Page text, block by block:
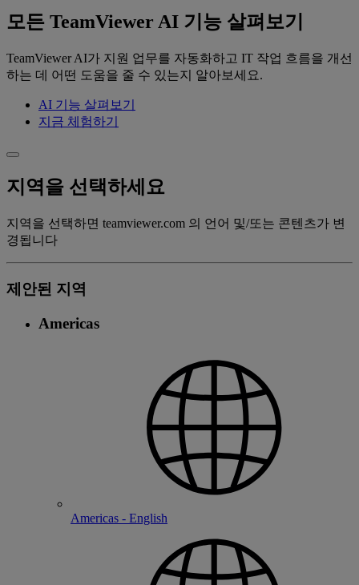
모든 TeamViewer AI 기능 살펴보기
TeamViewer AI가 지원 업무를 자동화하고 IT 작업 흐름을 개선
하는 데 어떤 도움을 줄 수 있는지 알아보세요.
AI 기능 살펴보기
지금 체험하기
지역을 선택하세요
지역을 선택하면 teamviewer.com 의 언어 및/또는 콘텐츠가 변
경됩니다
제안된 지역
Americas
Americas - English